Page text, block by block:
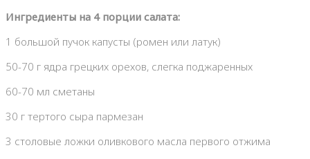
Ингредиенты на 4 порции салата:
1 большой пучок капусты (ромен или латук)
50-70 г ядра грецких орехов, слегка поджаренных
60-70 мл сметаны
30 г тертого сыра пармезан
3 столовые ложки оливкового масла первого отжима